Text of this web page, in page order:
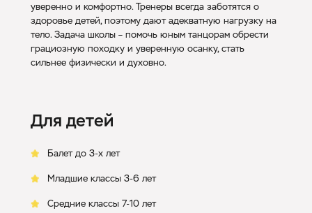
уверенно и комфортно. Тренеры всегда заботятся о
здоровье детей, поэтому дают адекватную нагрузку на
тело. Задача школы – помочь юным танцорам обрести
грациозную походку и уверенную осанку, стать
сильнее физически и духовно.
Для детей
Балет до 3-х лет
Младшие классы 3-6 лет
Средние классы 7-10 лет